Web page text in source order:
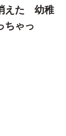
えた 幼稚
ちゃっ